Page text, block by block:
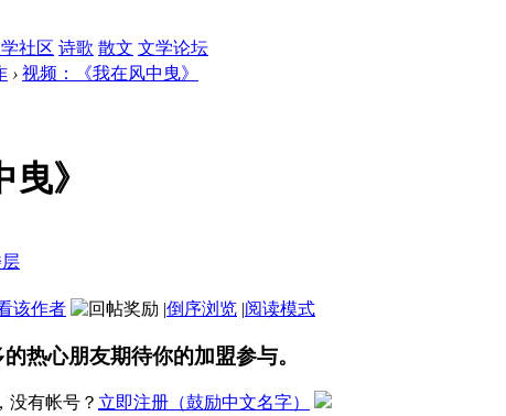
社区 诗歌 散文 文学论坛
› 视频：《我在风中曳》
》
该作者 |倒序浏览 |阅读模式
热心朋友期待你的加盟参与。
没有帐号？ 立即注册（鼓励中文名字）